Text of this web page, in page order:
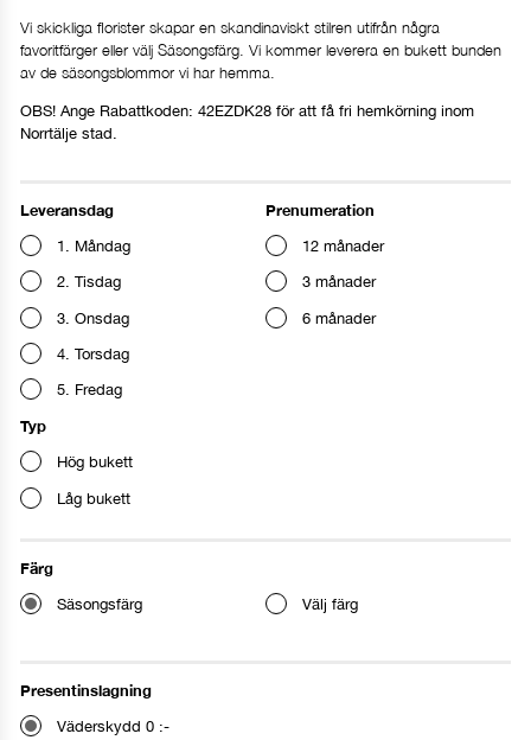
Vi skickliga florister skapar en skandinaviskt stilren utifrån några
favoritfärger eller välj Säsongsfärg. Vi kommer leverera en bukett bunden
av de säsongsblommor vi har hemma.
OBS! Ange Rabattkoden: 42EZDK28 för att få fri hemkörning inom
Norrtälje stad.
Leveransdag
1. Måndag
2. Tisdag
3. Onsdag
4. Torsdag
5. Fredag
Prenumeration
12 månader
3 månader
6 månader
Typ
Hög bukett
Låg bukett
Färg
Säsongsfärg Välj färg
Presentinslagning
Väderskydd 0 :-
Annat datum